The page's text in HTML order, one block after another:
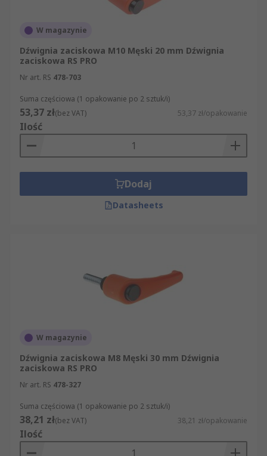
W magazynie
Dźwignia zaciskowa M10 Męski 20 mm Dźwignia
zaciskowa RS PRO
Nr art. RS 478-703
Suma częściowa (1 opakowanie po 2 sztuk/i)
53,37 zł(bez VAT) 53,37 zł/opakowanie
Ilość
Dodaj
Datasheets
W magazynie
Dźwignia zaciskowa M8 Męski 30 mm Dźwignia
zaciskowa RS PRO
Nr art. RS 478-327
Suma częściowa (1 opakowanie po 2 sztuk/i)
38,21 zł(bez VAT) 38,21 zł/opakowanie
Ilość